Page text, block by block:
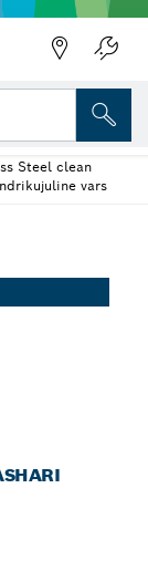
Steel clean
vars